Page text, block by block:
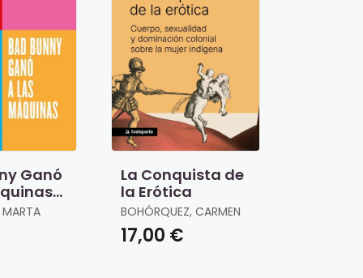
Ganó
MARTA
La Conquista de
la Erótica
BOHÓRQUEZ, CARMEN
17,00 €